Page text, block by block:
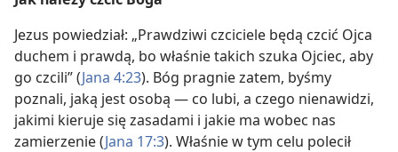
Jezus powiedział: „Prawdziwi czciciele będą czcić Ojca
duchem i prawdą, bo właśnie takich szuka Ojciec, aby
go czcili” (Jana 4:23). Bóg pragnie zatem, byśmy
poznali, jaką jest osobą — co lubi, a czego nienawidzi,
jakimi kieruje się zasadami i jakie ma wobec nas
zamierzenie (Jana 17:3). Właśnie w tym celu polecił